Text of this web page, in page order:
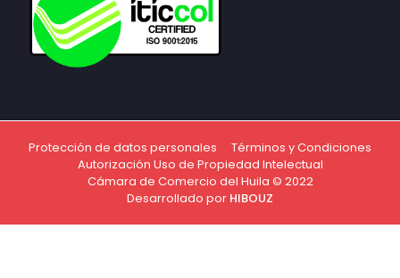
Protección de datos personales
Términos y Condiciones
Autorización Uso de Propiedad Intelectual
Cámara de Comercio del Huila © 2022
Desarrollado por HIBOUZ